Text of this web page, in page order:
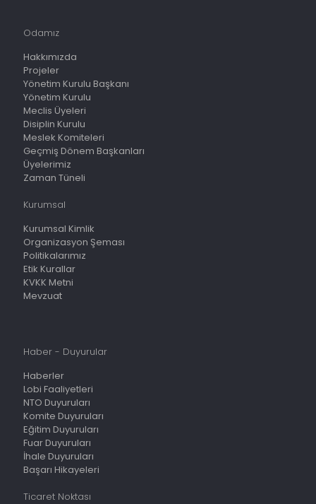
Odamız
Hakkımızda
Projeler
Yönetim Kurulu Başkanı
Yönetim Kurulu
Meclis Üyeleri
Disiplin Kurulu
Meslek Komiteleri
Geçmiş Dönem Başkanları
Üyelerimiz
Zaman Tüneli
Kurumsal
Kurumsal Kimlik
Organizasyon Şeması
Politikalarımız
Etik Kurallar
KVKK Metni
Mevzuat
Haber - Duyurular
Haberler
Lobi Faaliyetleri
NTO Duyuruları
Komite Duyuruları
Eğitim Duyuruları
Fuar Duyuruları
İhale Duyuruları
Başarı Hikayeleri
Ticaret Noktası